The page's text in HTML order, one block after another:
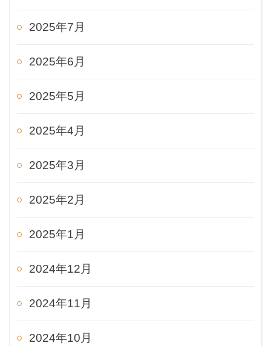
2025年7月
2025年6月
2025年5月
2025年4月
2025年3月
2025年2月
2025年1月
2024年12月
2024年11月
2024年10月